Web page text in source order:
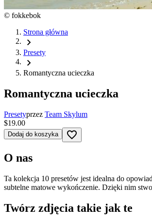
© fokkebok
Strona główna
chevron_right
Presety
chevron_right
Romantyczna ucieczka
Romantyczna ucieczka
Presetyprzez Team Skylum
$19.00
Dodaj do koszyka favorite_border
O nas
Ta kolekcja 10 presetów jest idealna do
subtelne matowe wykończenie. Dzięki nim
Twórz zdjęcia takie jak te